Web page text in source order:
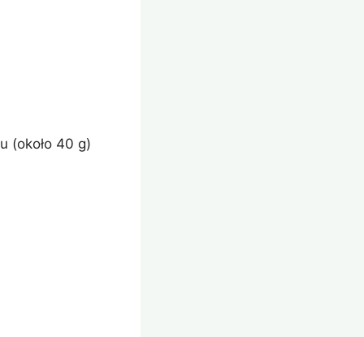
(około 40 g)